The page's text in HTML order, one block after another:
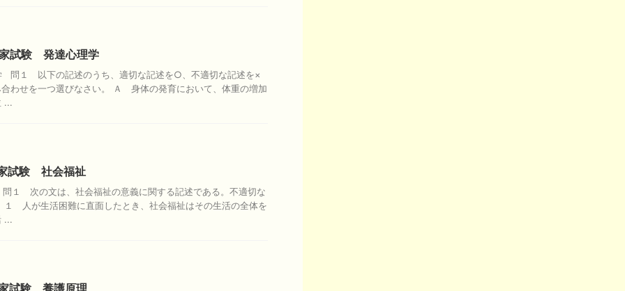
試験 発達心理学
問１ 以下の記述のうち、適切な記述を○、不適切な記述を×
わせを一つ選びなさい。 Ａ 身体の発育において、体重の増加
...
試験 社会福祉
次の文は、社会福祉の意義に関する記述である。不適切な
１ 人が生活困難に直面したとき、社会福祉はその生活の全体を
...
試験 養護原理